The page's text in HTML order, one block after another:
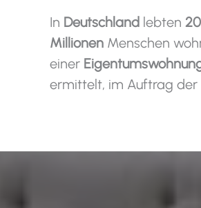
In Deutschland lebten
Millionen Menschen
einer
ermittelt, im Auftrag der